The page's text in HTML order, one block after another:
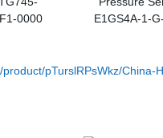
pTurslRPsWkz/